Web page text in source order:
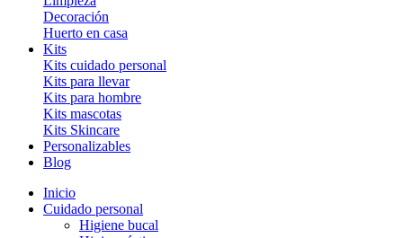
Decoración
Huerto en casa
Kits
Kits cuidado personal
Kits para llevar
Kits para hombre
Kits mascotas
Kits Skincare
Personalizables
Blog
Inicio
Cuidado personal
Higiene bucal